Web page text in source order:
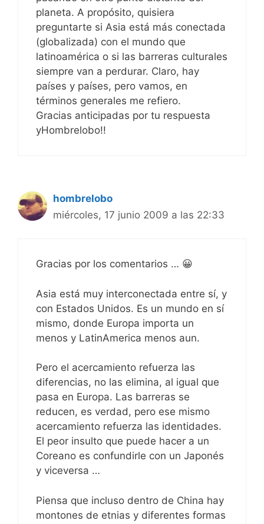
planeta. A propósito, quisiera
preguntarte si Asia está más conectada
(globalizada) con el mundo que
latinoamérica o si las barreras culturales
siempre van a perdurar. Claro, hay
países y países, pero vamos, en
términos generales me refiero.
Gracias anticipadas por tu respuesta
yHombrelobo!!
hombrelobo
miércoles, 17 junio 2009 a las 22:33
Gracias por los comentarios … 😀
Asia está muy interconectada entre sí, y
con Estados Unidos. Es un mundo en sí
mismo, donde Europa importa un
menos y LatinAmerica menos aun.
Pero el acercamiento refuerza las
diferencias, no las elimina, al igual que
pasa en Europa. Las barreras se
reducen, es verdad, pero ese mismo
acercamiento refuerza las identidades.
El peor insulto que puede hacer a un
Coreano es confundirle con un Japonés
y viceversa …
Piensa que incluso dentro de China hay
montones de etnias y diferentes formas